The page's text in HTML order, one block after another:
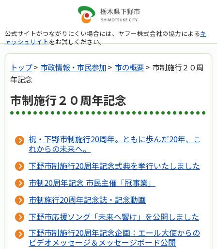
公式サイトがつながりにくい場合には、ヤフー株式会社の協力によるキ
ャッシュサイトをお試しください。
トップ> 市政情報・市民参加> 市の概要> 市制施行２０周
年記念
市制施行２０周年記念
祝・下野市制施行20周年。ともに歩んだ20年、こ
れからの未来へ。
下野市制施行20周年記念式典を挙行いたしました
市制20周年記念 市民主催「冠事業」
市制施行20周年記念誌・記念動画
下野市応援ソング「未来へ響け」を公開しました
下野市制施行20周年記念企画：エール大使からの
ビデオメッセージ＆メッセージボード公開